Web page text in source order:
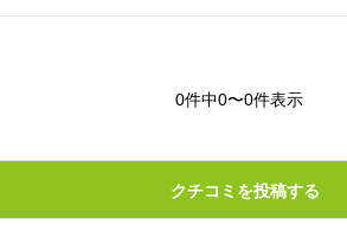
0件中0〜0件表示
クチコミを投稿する